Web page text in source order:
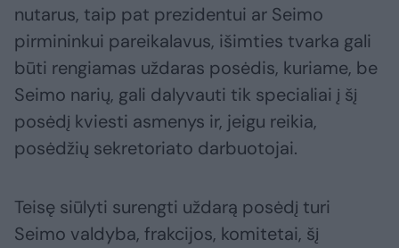
nutarus, taip pat prezidentui ar Seimo
pirmininkui pareikalavus, išimties tvarka gali
būti rengiamas uždaras posėdis, kuriame, be
Seimo narių, gali dalyvauti tik specialiai į šį
posėdį kviesti asmenys ir, jeigu reikia,
posėdžių sekretoriato darbuotojai.
Teisę siūlyti surengti uždarą posėdį turi
Seimo valdyba, frakcijos, komitetai, šį